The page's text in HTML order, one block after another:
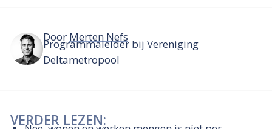
Door Merten Nefs
Programmaleider bij Vereniging
Deltametropool
VERDER LEZEN: